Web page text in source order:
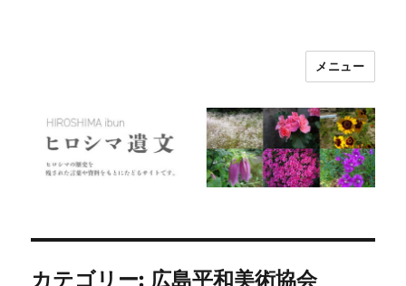
メニュー
カテゴリー: 広島平和美術協会